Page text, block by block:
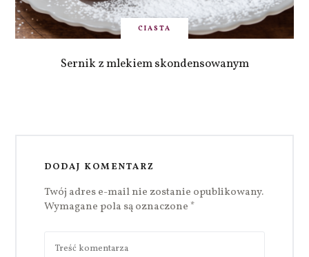
CIASTA
Sernik z mlekiem skondensowanym
DODAJ KOMENTARZ
Twój adres e-mail nie zostanie opublikowany.
Wymagane pola są oznaczone *